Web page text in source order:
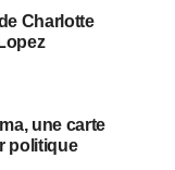
Charlotte
une carte
politique